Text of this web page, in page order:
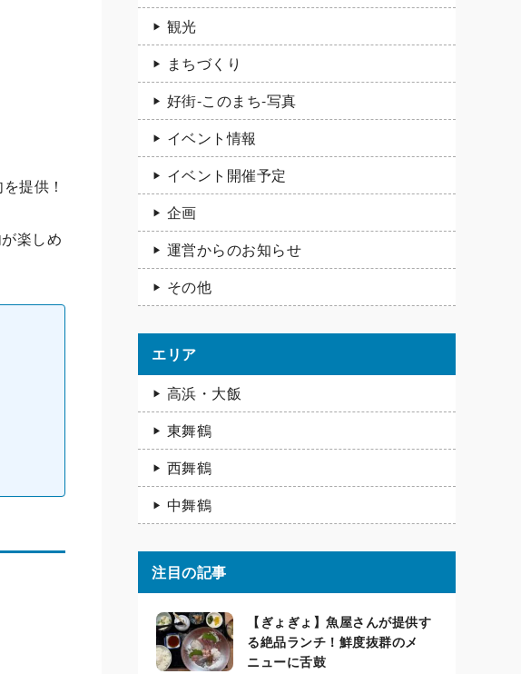
提供！
楽しめ
観光
まちづくり
好街-このまち-写真
イベント情報
イベント開催予定
企画
運営からのお知らせ
その他
エリア
高浜・大飯
東舞鶴
西舞鶴
中舞鶴
注目の記事
【ぎょぎょ】魚屋さんが提供す
る絶品ランチ！鮮度抜群のメ
ニューに舌鼓